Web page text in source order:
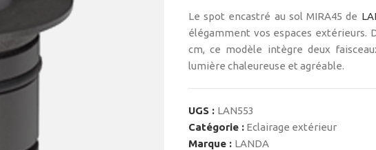
Le spot encastré au sol MIRA45 de
élégamment vos espaces extérieurs.
cm, ce modèle intègre deux
lumière chaleureuse et agréable.
UGS : LAN553
Catégorie : Eclairage extérieur
Marque : LANDA